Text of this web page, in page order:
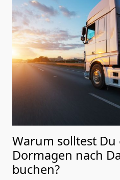
Warum solltest
Dormagen nach
buchen?